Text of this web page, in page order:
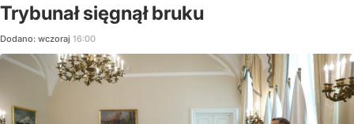
Trybunał sięgnął bruku
Dodano: wczoraj 16:00